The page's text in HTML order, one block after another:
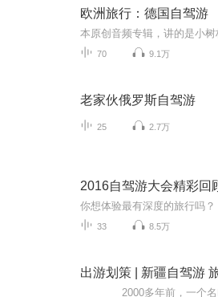
欧洲旅行：德国自驾游
70 9.1万
老家伙俄罗斯自驾游
25 2.7万
2016自驾游大会精彩回
33 8.5万
出游划策 | 新疆自驾游